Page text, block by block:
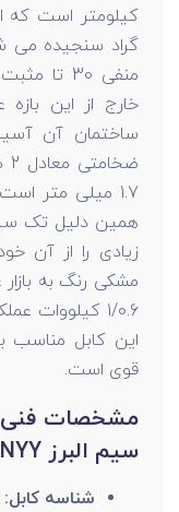
گراد سنجیده می
خارج از این
ساختمان آن
1.7 میلی متر
همین دلیل تک سیم
زیادی را از آن
مشکی رنگ به
1/0.6
این کابل مناسب
قوی است.
سیم البرز NYY
شناسه کابل: